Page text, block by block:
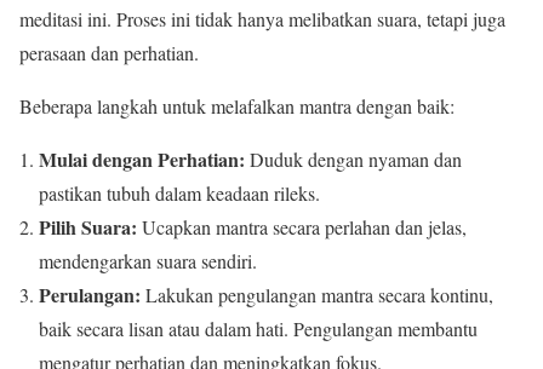
meditasi ini. Proses ini tidak hanya melibatkan suara, tetapi juga
perasaan dan perhatian.
Beberapa langkah untuk melafalkan mantra dengan baik:
Mulai dengan Perhatian: Duduk dengan nyaman dan
pastikan tubuh dalam keadaan rileks.
Pilih Suara: Ucapkan mantra secara perlahan dan jelas,
mendengarkan suara sendiri.
Perulangan: Lakukan pengulangan mantra secara kontinu,
baik secara lisan atau dalam hati. Pengulangan membantu
mengatur perhatian dan meningkatkan fokus.